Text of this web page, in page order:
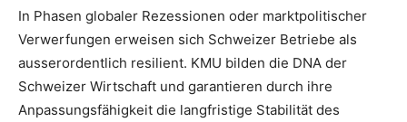
In Phasen globaler Rezessionen oder marktpolitischer
Verwerfungen erweisen sich Schweizer Betriebe als
ausserordentlich resilient. KMU bilden die DNA der
Schweizer Wirtschaft und garantieren durch ihre
Anpassungsfähigkeit die langfristige Stabilität des